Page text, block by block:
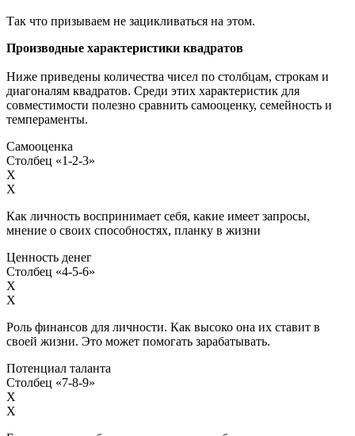
Так что призываем не зацикливаться на этом.
Производные характеристики квадратов
Ниже приведены количества чисел по столбцам, строкам и
диагоналям квадратов. Среди этих характеристик для
совместимости полезно сравнить самооценку, семейность и
темпераменты.
Самооценка
Столбец «1-2-3»
X
X
Как личность воспринимает себя, какие имеет запросы,
мнение о своих способностях, планку в жизни
Ценность денег
Столбец «4-5-6»
X
X
Роль финансов для личности. Как высоко она их ставит в
своей жизни. Это может помогать зарабатывать.
Потенциал таланта
Столбец «7-8-9»
X
X